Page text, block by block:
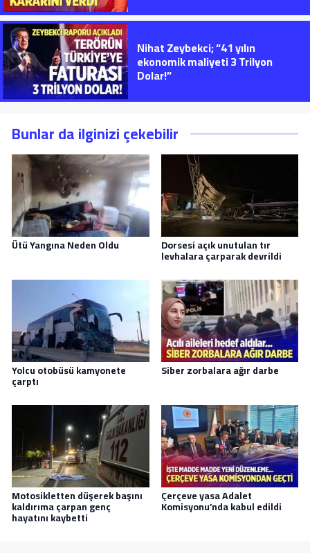
Nihat Zeybekci; “41 yılın
ekonomik maliyeti 3 Trilyon
Dolar!”
Bunlar da ilginizi çekebilir
Ütü Yangına Neden Oldu Dorsesi açık unutulan tır
levhalara çarparak devrildi
Yolcu otobüsü kamyonete
çarptı
Siber zorbalara ağır darbe
Motosikletten düşerek başını
kaldırıma çarpan genç
hayatını kaybetti
Çerçeve yasa Adalet
Komisyonu’nda kabul edildi